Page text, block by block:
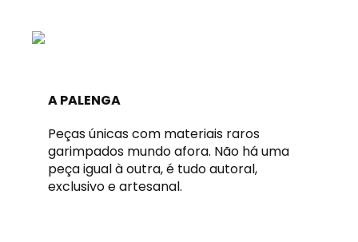
A PALENGA
Peças únicas com materiais raros
garimpados mundo afora. Não há uma
peça igual à outra, é tudo autoral,
exclusivo e artesanal.